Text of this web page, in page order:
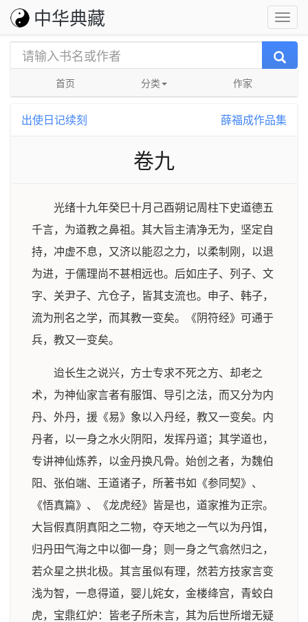
中华典藏
首页 分类 作家
出使日记续刻 薛福成作品集
卷九
光绪十九年癸巳十月己酉朔记周柱下史道德五
千言，为道教之鼻祖。其大旨主清净无为，坚定自
持，冲虚不息，又济以能忍之力，以柔制刚，以退
为进，于儒理尚不甚相远也。后如庄子、列子、文
字、关尹子、亢仓子，皆其支流也。申子、韩子，
流为刑名之学，而其教一变矣。《阴符经》可通于
兵，教又一变矣。
迨长生之说兴，方士专求不死之方、却老之
术，为神仙家言者有服饵、导引之法，而又分为内
丹、外丹，援《易》象以入丹经，教又一变矣。内
丹者，以一身之水火阴阳，发挥丹道；其学道也，
专讲神仙炼养，以金丹换凡骨。始创之者，为魏伯
阳、张伯端、王道诸子，所著书如《参同契》、
《悟真篇》、《龙虎经》皆是也，道家推为正宗。
大旨假真阴真阳之二物，夺天地之一气以为丹饵，
归丹田气海之中以御一身；则一身之气翕然归之，
若众星之拱北极。其言虽似有理，然若方技家言变
浅为智，一息得道，婴儿姹女，金楼绛宫，青蛟白
虎，宝鼎红炉：皆老子所未言，其为后世所增无疑